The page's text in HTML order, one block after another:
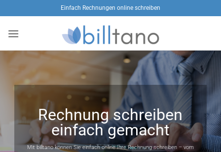
Inhalt
springen
Einfach Rechnungen online schreiben
Rechnung schreiben
einfach gemacht
Mit billtano können Sie einfach online Ihre Rechnung schreiben – vom